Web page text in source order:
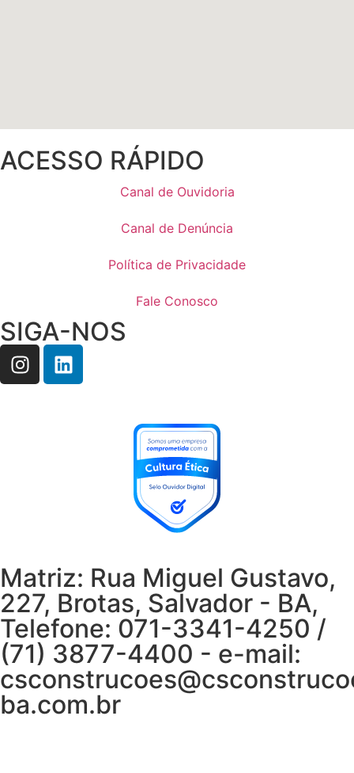
ACESSO RÁPIDO
Canal de Ouvidoria
Canal de Denúncia
Política de Privacidade
Fale Conosco
SIGA-NOS
Matriz: Rua Miguel Gustavo,
227, Brotas, Salvador - BA,
Telefone: 071-3341-4250 /
(71) 3877-4400 - e-mail:
ba.com.br